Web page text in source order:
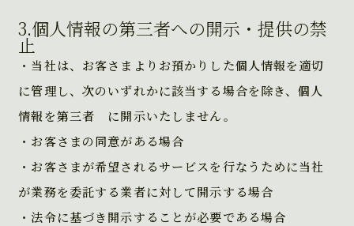
3.個人情報の第三者への開示・提供の禁
止
・当社は、お客さまよりお預かりした個人情報を適切
に管理し、次のいずれかに該当する場合を除き、個人
情報を第三者 に開示いたしません。
・お客さまの同意がある場合
・お客さまが希望されるサービスを行なうために当社
が業務を委託する業者に対して開示する場合
・法令に基づき開示することが必要である場合